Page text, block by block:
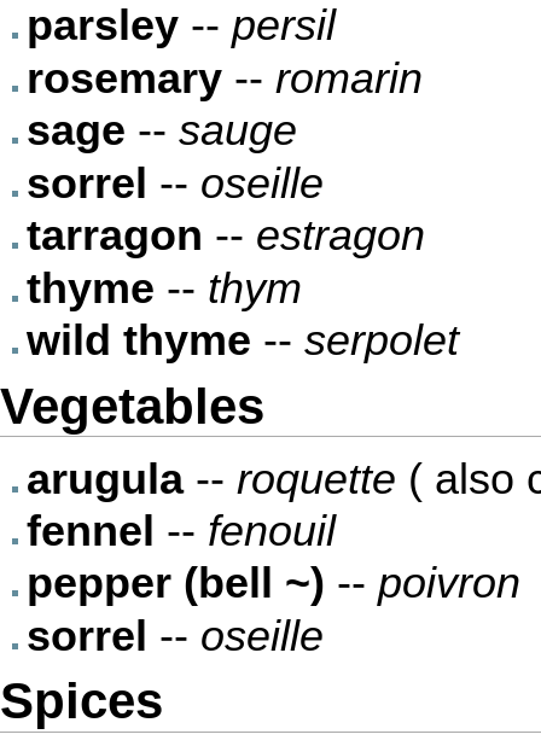
parsley -- persil
rosemary -- romarin
sage -- sauge
sorrel -- oseille
tarragon -- estragon
thyme -- thym
wild thyme -- serpolet
Vegetables
arugula-- roquette ( also
fennel -- fenouil
pepper (bell ~) -- poivron
sorrel -- oseille
Spices